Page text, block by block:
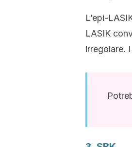
L’epi-
LASIK
irregolare.